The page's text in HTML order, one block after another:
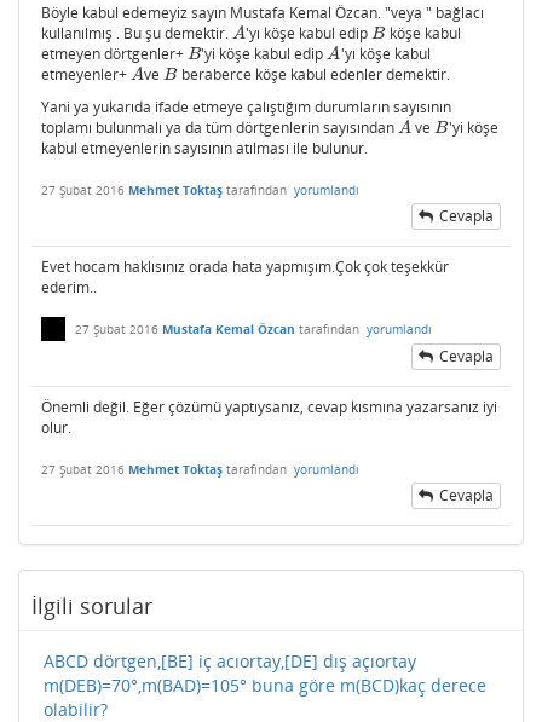
Böyle kabul edemeyiz sayın Mustafa Kemal Özcan. "veya " bağlacı
kullanılmış . Bu şu demektir. A
A'yı köşe kabul edipB
B köşe kabul
etmeyen dörtgenler+ B
B'yi köşe kabul edipA
A 'yı köşe kabul
etmeyenler+ A
AveB
B beraberce köşe kabul edenler demektir.
Yani ya yukarıda ifade etmeye çalıştığım durumların sayısının
toplamı bulunmalı ya da tüm dörtgenlerin sayısından A
A veB
B 'yi köşe
kabul etmeyenlerin sayısının atılması ile bulunur.
27 Şubat 2016 Mehmet Toktaş tarafından yorumlandı
Cevapla
Evet hocam haklısınız orada hata yapmışım.Çok çok teşekkür
ederim..
27 Şubat 2016 Mustafa Kemal Özcan tarafından yorumlandı
Cevapla
Önemli değil. Eğer çözümü yaptıysanız, cevap kısmına yazarsanız iyi
olur.
27 Şubat 2016 Mehmet Toktaş tarafından yorumlandı
Cevapla
İlgili sorular
ABCD dörtgen,[BE] iç acıortay,[DE] dış açıortay
m(DEB)=70°,m(BAD)=105° buna göre m(BCD)kaç derece
olabilir?